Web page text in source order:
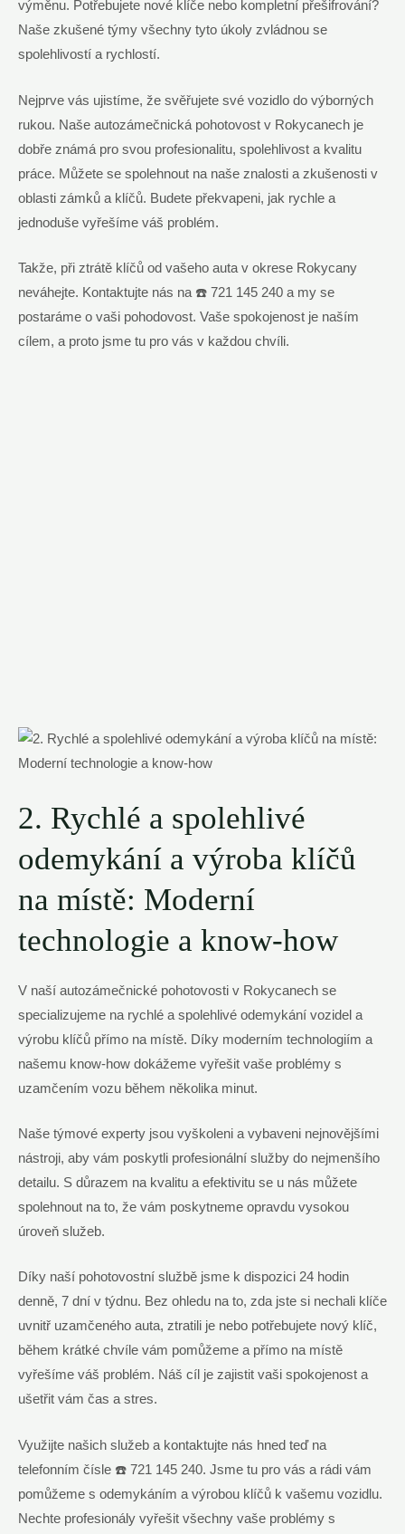
výměnu. Potřebujete nové klíče nebo kompletní přešifrování?
Naše zkušené týmy všechny tyto úkoly zvládnou se
spolehlivostí a rychlostí.
Nejprve vás ujistíme, že svěřujete své vozidlo do výborných
rukou. Naše autozámečnická pohotovost v Rokycanech je
dobře známá pro svou profesionalitu, spolehlivost a kvalitu
práce. Můžete se spolehnout na naše znalosti a zkušenosti v
oblasti zámků a klíčů. Budete překvapeni, jak rychle a
jednoduše vyřešíme váš problém.
Takže, při ztrátě klíčů od vašeho auta v okrese Rokycany
neváhejte. Kontaktujte nás na ☎️ 721 145 240 a my se
postaráme o vaši pohodovost. Vaše spokojenost je naším
cílem, a proto jsme tu pro vás v každou chvíli.
2. Rychlé a spolehlivé
odemykání a výroba klíčů
na místě: Moderní
technologie a know-how
V naší autozámečnické pohotovosti v Rokycanech se
specializujeme na rychlé a spolehlivé odemykání vozidel a
výrobu klíčů přímo na místě. Díky moderním technologiím a
našemu know-how dokážeme vyřešit vaše problémy s
uzamčením vozu během několika minut.
Naše týmové experty jsou vyškoleni a vybaveni nejnovějšími
nástroji, aby vám poskytli profesionální služby do nejmenšího
detailu. S důrazem na kvalitu a efektivitu se u nás můžete
spolehnout na to, že vám poskytneme opravdu vysokou
úroveň služeb.
Díky naší pohotovostní službě jsme k dispozici 24 hodin
denně, 7 dní v týdnu. Bez ohledu na to, zda jste si nechali klíče
uvnitř uzamčeného auta, ztratili je nebo potřebujete nový klíč,
během krátké chvíle vám pomůžeme a přímo na místě
vyřešíme váš problém. Náš cíl je zajistit vaši spokojenost a
ušetřit vám čas a stres.
Využijte našich služeb a kontaktujte nás hned teď na
telefonním čísle ☎️ 721 145 240. Jsme tu pro vás a rádi vám
pomůžeme s odemykáním a výrobou klíčů k vašemu vozidlu.
Nechte profesionály vyřešit všechny vaše problémy s